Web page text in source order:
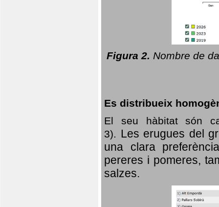
Figura 2. Nombre de
Es distribueix
El seu hàbitat són
3). Les erugues del
una clara
pereres i pomeres,
salzes.